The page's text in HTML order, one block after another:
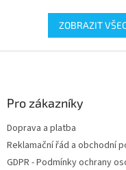
ZOBRAZIT
Pro zákazníky
Doprava a platba
Reklamační řád a obchodní
GDPR - Podmínky ochrany